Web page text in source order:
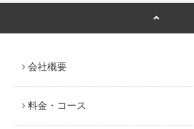
会社概要
料金・コース